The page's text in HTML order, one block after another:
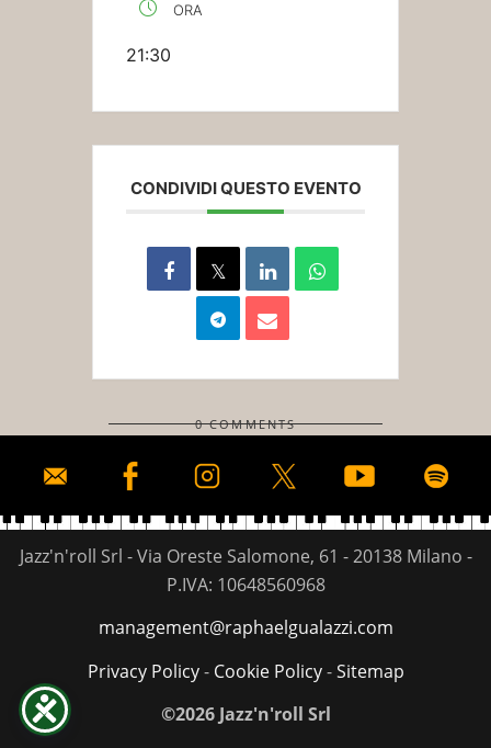
ORA
21:30
CONDIVIDI QUESTO EVENTO
0 COMMENTS
Jazz'n'roll Srl - Via Oreste Salomone, 61 - 20138 Milano -
P.IVA: 10648560968
management@raphaelgualazzi.com
Privacy Policy- Cookie Policy-Sitemap
©2026 Jazz'n'roll Srl